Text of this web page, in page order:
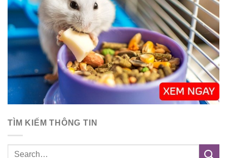
TÌM KIẾM THÔNG TIN